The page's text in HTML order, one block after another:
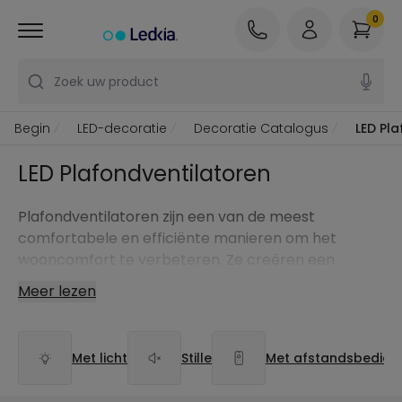
Zoek uw product
0
Begin LED-decoratie Decoratie Catalogus LED
LED Plafondventilatoren
Plafondventilatoren zijn een van de meest
comfortabele en efficiënte manieren om het
wooncomfort te verbeteren. Ze creëren een
constante bries die de ruimte frisser doet
aanvoelen, bevorderen de luchtcirculatie en zorgen
Meer lezen
Met licht Stille Met